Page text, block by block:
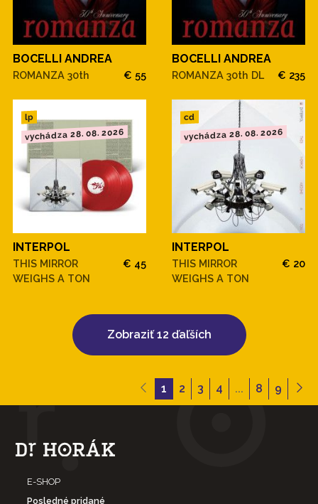
BOCELLI ANDREA
ROMANZA 30th € 55
BOCELLI ANDREA
ROMANZA 30th DL € 235
lp
vychádza 28. 08. 2026
INTERPOL
THIS MIRROR
WEIGHS A TON
€ 45
cd
vychádza 28. 08. 2026
INTERPOL
THIS MIRROR
WEIGHS A TON
€ 20
Zobraziť 12 ďaľších
1 2 3 4 ... 8 9
E-SHOP
Posledné pridané